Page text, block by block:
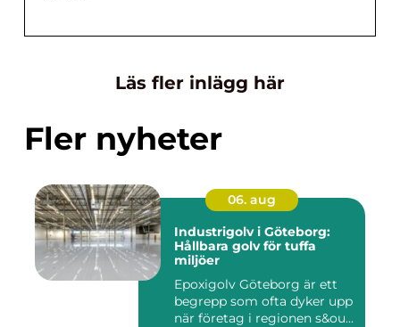
Läs fler inlägg här
Fler nyheter
06. aug
Industrigolv i Göteborg:
Hållbara golv för tuffa
miljöer
Epoxigolv Göteborg är ett
begrepp som ofta dyker upp
när företag i regionen s&ou...